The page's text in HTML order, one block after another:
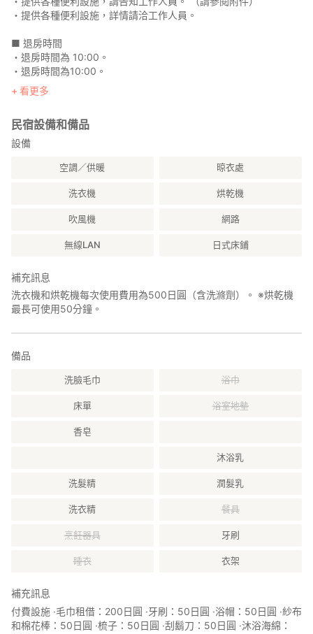
・提供各種便利設施，詳情請洽工作人員。
■ 退房時間
・退房時間為 10:00。
・退房時間為10:00。
【重要】
■ 館內禁止吸煙。請使用室外吸煙區。
貴重物品遺失或被盜，恕不負責，敬請諒解。
貴重物品遺失或被盜，恕不負責，敬請諒解。
■ 如有任何違法行為，例如未經允許過夜、
故意損壞或竊取財物，或進入禁區，我們將向警方舉報。
■ 如有任何違法行為，例如未經允許過夜、故意損壞或竊取財物，
■ 任何設備或用品的污漬、損壞或遺失，均需依實際成本賠償。
■ 任何設備或用品的污漬、損壞或遺失，均需依實際成本賠償。
看更多
民宿設備和備品
設備
空調／供暖 晾衣處
洗衣機 烘乾機
吹風機 網路
無線LAN 日式床鋪
補充訊息
洗衣機和烘乾機每次使用費用為500日圓（含洗滌劑）。 ※烘乾機
最長可使用50分鐘。
備品
洗臉毛巾 浴巾
床單 浴室地墊
香皂
沐浴乳
洗髮精 潤髮乳
洗衣精 餐具
烹飪器具 牙刷
睡衣 衣架
補充訊息
付費設施 ·毛巾租借：200日圓 ·牙刷：50日圓 ·浴帽：50日圓 ·紗布
和棉花棒：50日圓 ·梳子：50日圓 ·刮鬍刀：50日圓 ·沐浴海綿：